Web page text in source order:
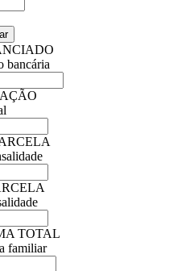
bancária
TOTAL
familiar